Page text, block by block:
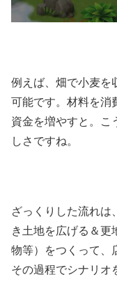
例えば、畑で小麦を
可能です。材料を消
資金を増やすと。こ
しさですね。
ざっくりした流れは
き土地を広げる＆更
物等）をつくって、
その過程でシナリオ